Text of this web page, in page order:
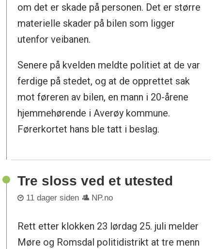
om det er skade på personen. Det er større
materielle skader på bilen som ligger
utenfor veibanen.
Senere på kvelden meldte politiet at de var
ferdige på stedet, og at de opprettet sak
mot føreren av bilen, en mann i 20-årene
hjemmehørende i Averøy kommune.
Førerkortet hans ble tatt i beslag.
Tre sloss ved et utested
11 dager siden NP.no
Rett etter klokken 23 lørdag 25. juli melder
Møre og Romsdal politidistrikt at tre menn